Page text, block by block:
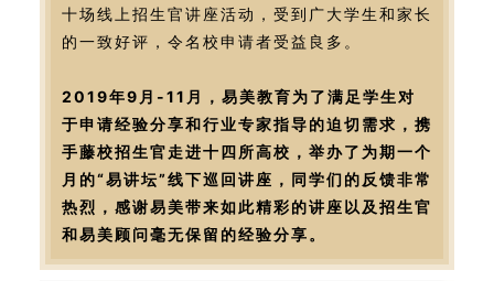
十场线上招生官讲座活动，受到广大学生和家长
的一致好评，令名校申请者受益良多。
2019年9月-11月，易美教育为了满足学生对
于申请经验分享和行业专家指导的迫切需求，携
手藤校招生官走进十四所高校，举办了为期一个
月的“易讲坛”线下巡回讲座，同学们的反馈非常
热烈，感谢易美带来如此精彩的讲座以及招生官
和易美顾问毫无保留的经验分享。